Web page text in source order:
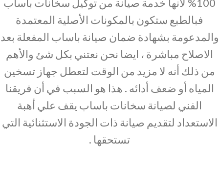
100% لأنها خدمة صيانة من توكيل سخانات باساب
فبالطبع ستكون بالمكونات الأصلية المعتمدة
والمدعومة بشهادة ضمان صيانة باساب المفعلة بعد
الاصلاح مباشرة ، ايضا نحن نعتني بكل شئ والأهم
من ذلك أنه لا مزيد من الوقت لتعطل جهاز تسخين
المياه أو ضعف أدائه . هذا هو السبب في أن فريقنا
الفني لصيانة سخانات باساب يقف علي أهبة
الاستعداد لتقديم صيانة ذات الجودة الاستثنائية التي
تستحقها .